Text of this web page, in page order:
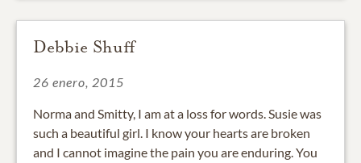
Debbie Shuff
26 enero, 2015
Norma and Smitty, I am at a loss for words. Susie was
such a beautiful girl. I know your hearts are broken
and I cannot imagine the pain you are enduring. You